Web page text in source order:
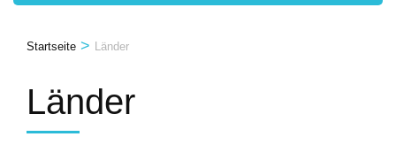
Startseite > Länder
Länder